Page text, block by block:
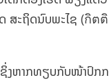
ສະຖິດນົບພະໄຊ (กิต
ຊິ່ງຫາກທຽບກັບໜ້າປົກ